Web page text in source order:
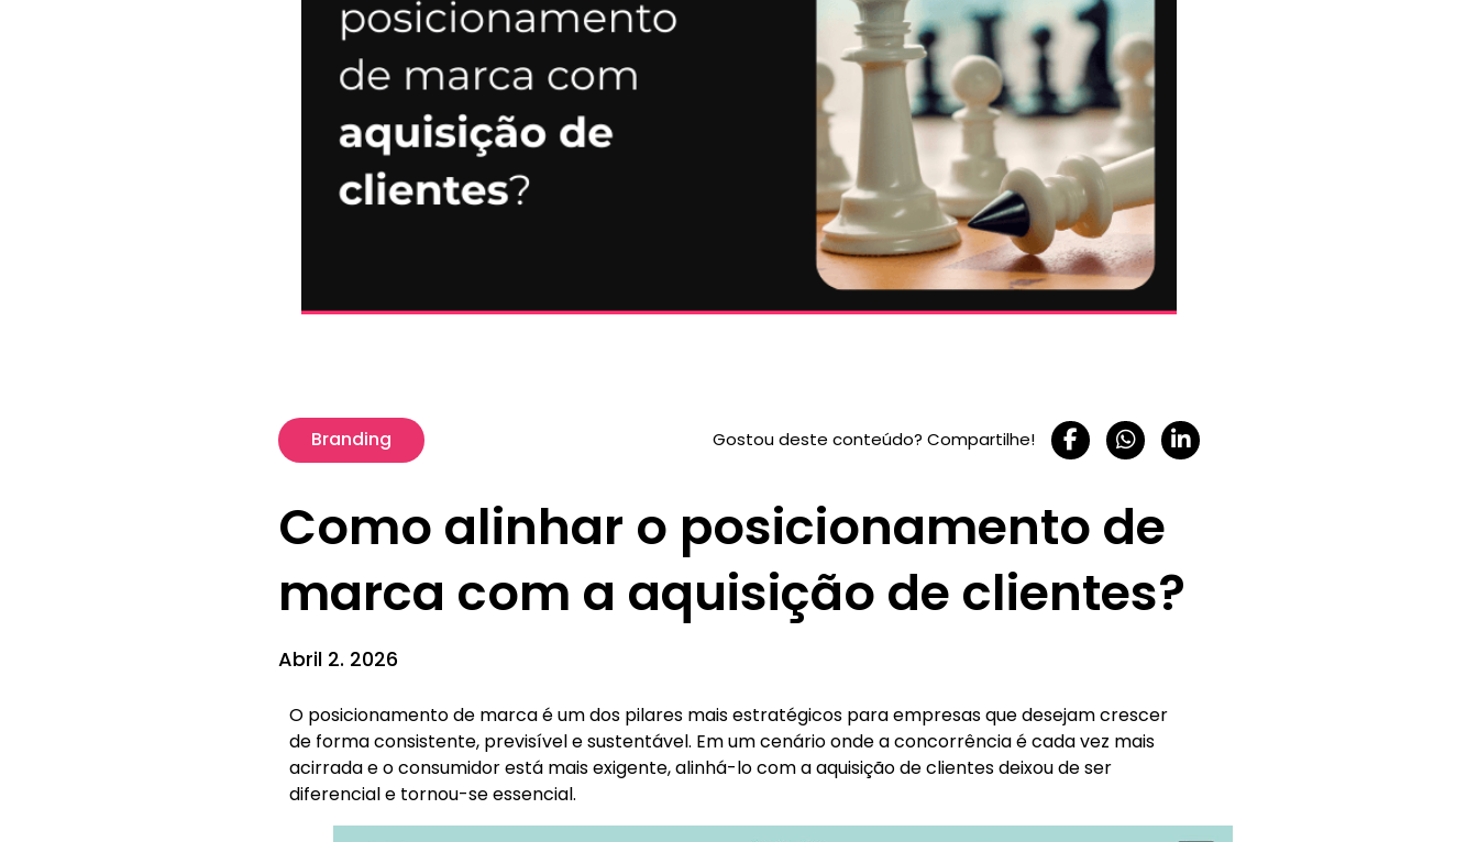
Branding Gostou deste conteúdo? Compartilhe!
Como alinhar o posicionamento de
marca com a aquisição de clientes?
Abril 2. 2026
O posicionamento de marca é um dos pilares mais estratégicos para empresas que desejam crescer
de forma consistente, previsível e sustentável. Em um cenário onde a concorrência é cada vez mais
acirrada e o consumidor está mais exigente, alinhá-lo com a aquisição de clientes deixou de ser
diferencial e tornou-se essencial.